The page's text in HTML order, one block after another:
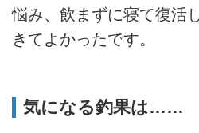
悩み、飲まずに寝て復
きてよかったです。
気になる釣果は……